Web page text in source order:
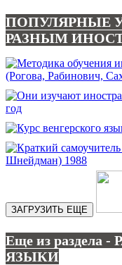
ПОПУЛЯРНЫЕ
РАЗНЫМ
ЗАГРУЗИТЬ ЕЩЕ
Еще из
ЯЗЫКИ